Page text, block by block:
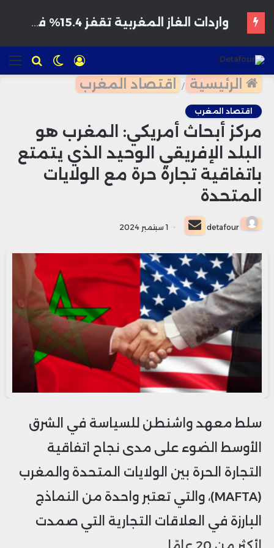
للبحث الوضع
المظلم
تسجيل
الدخول
الرئيسية / اقتصاد المغرب
اقتصاد المغرب
مركز أبحاث أمريكي: المغرب هو
البلد الإفريقي الوحيد الذي يتمتع
باتفاقية تجارة حرة مع الولايات
المتحدة
detafour
أرسل
بريدا
إلكترونيا
1 سبتمبر 2024
سلط معهد واشنطن للسياسة في الشرق
الأوسط الضوء على مدى نجاح اتفاقية
التجارة الحرة بين الولايات المتحدة والمغرب
(MAFTA)، والتي تعتبر واحدة من النماذج
البارزة في العلاقات التجارية التي صمدت